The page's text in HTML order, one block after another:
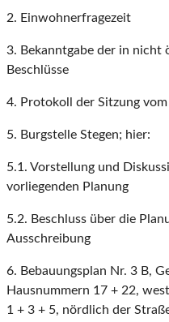
2. Einwohnerfragezeit
3. Bekanntgabe der in nicht
Beschlüsse
4. Protokoll der Sitzung
5. Burgstelle Stegen; hier:
5.1. Vorstellung und
vorliegenden Planung
5.2. Beschluss über die
Ausschreibung
6. Bebauungsplan Nr. 3 B,
Hausnummern 17 + 22,
1 + 3 + 5, nördlich der